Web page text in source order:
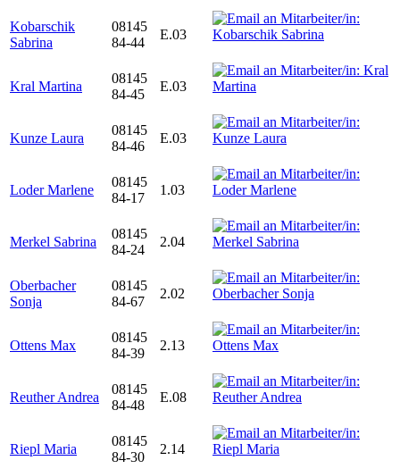
Kobarschik
Sabrina
08145
84-44
E.03
Kral Martina
08145
84-45
E.03
Kunze Laura
08145
84-46
E.03
Loder Marlene
08145
84-17
1.03
Merkel Sabrina
08145
84-24
2.04
Oberbacher
Sonja
08145
84-67
2.02
Ottens Max
08145
84-39
2.13
Reuther Andrea
08145
84-48
E.08
Riepl Maria
08145
84-30
2.14